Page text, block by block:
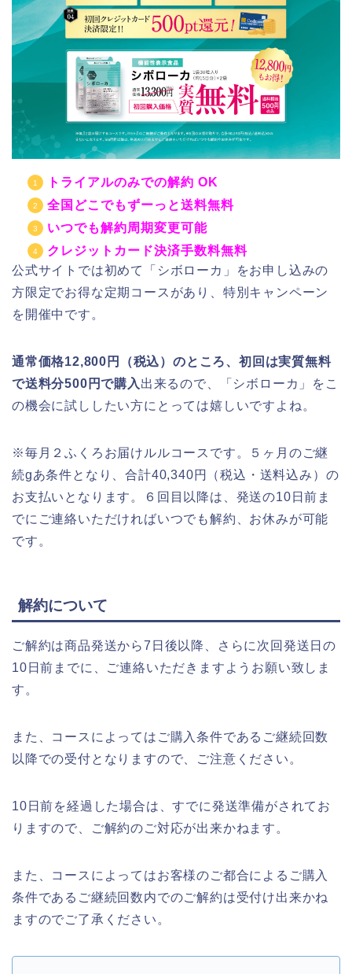
トライアルのみでの解約 OK
全国どこでもずーっと送料無料
いつでも解約周期変更可能
クレジットカード決済手数料無料
公式サイトでは初めて「シボローカ」をお申し込みの
方限定でお得な定期コースがあり、特別キャンペーン
を開催中です。
通常価格12,800円（税込）のところ、初回は実質無料
で送料分500円で購入 出来るので、「シボローカ」をこ
の機会に試ししたい方にとっては嬉しいですよね。
※毎月２ふくろお届けルルコースです。５ヶ月のご継
続gあ条件となり、合計40,340円（税込・送料込み）の
お支払いとなります。６回目以降は、発送の10日前ま
でにご連絡いただければいつでも解約、お休みが可能
です。
解約について
ご解約は商品発送から7日後以降、さらに次回発送日の
10日前までに、ご連絡いただきますようお願い致しま
す。
また、コースによってはご購入条件であるご継続回数
以降での受付となりますので、ご注意ください。
10日前を経過した場合は、すでに発送準備がされてお
りますので、ご解約のご対応が出来かねます。
また、コースによってはお客様のご都合によるご購入
条件であるご継続回数内でのご解約は受付け出来かね
ますのでご了承ください。